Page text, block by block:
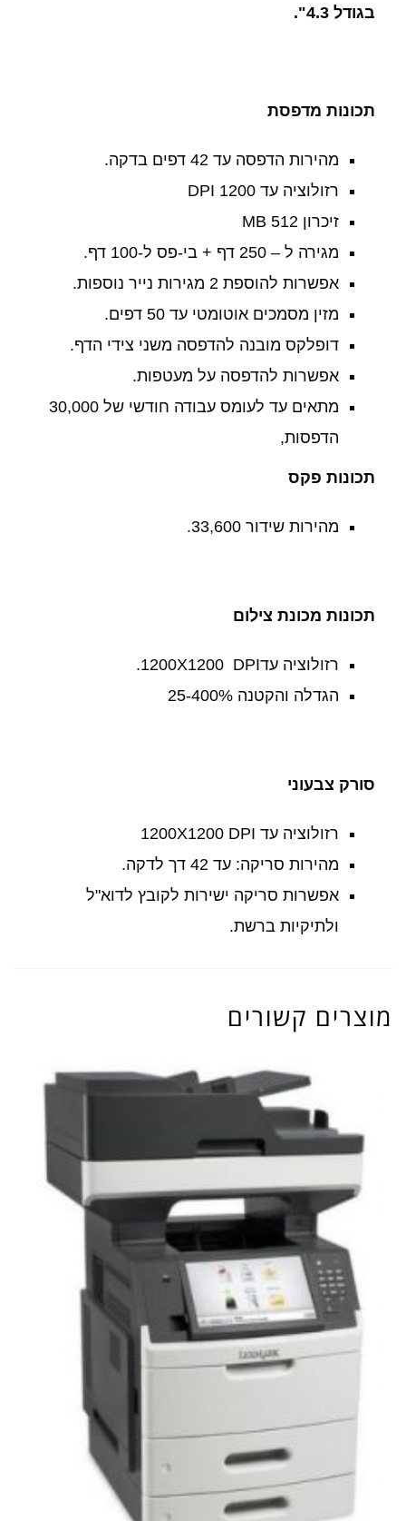
בגודל 4.3".
תכונות מדפסת
מהירות הדפסה עד 42 דפים בדקה.
רזולוציה עד 1200 DPI
זיכרון 512 MB
מגירה ל – 250 דף + בי-פס ל-100 דף.
אפשרות להוספת 2 מגירות נייר נוספות.
מזין מסמכים אוטומטי עד 50 דפים.
דופלקס מובנה להדפסה משני צידי הדף.
אפשרות להדפסה על מעטפות.
מתאים עד לעומס עבודה חודשי של 30,000
הדפסות,
תכונות פקס
מהירות שידור 33,600 .
תכונות מכונת צילום
רזולוציה עד1200X1200 DPI.
הגדלה והקטנה 25-400%
סורק צבעוני
רזולוציה עד 1200X1200 DPI
מהירות סריקה: עד 42 דך לדקה.
אפשרות סריקה ישירות לקובץ לדוא"ל
ולתיקיות ברשת.
מוצרים קשורים